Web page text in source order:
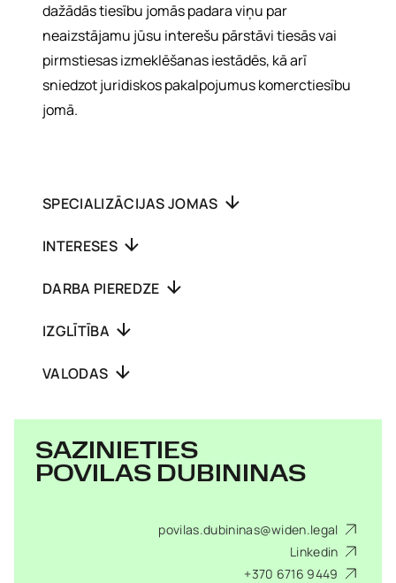
dažādās tiesību jomās padara viņu par
neaizstājamu jūsu interešu pārstāvi tiesās vai
pirmstiesas izmeklēšanas iestādēs, kā arī
sniedzot juridiskos pakalpojumus komerctiesību
jomā.
SPECIALIZĀCIJAS JOMAS
INTERESES
DARBA PIEREDZE
IZGLĪTĪBA
VALODAS
SAZINIETIES
POVILAS DUBININAS
povilas.dubininas@widen.legal
Linkedin
+370 6716 9449